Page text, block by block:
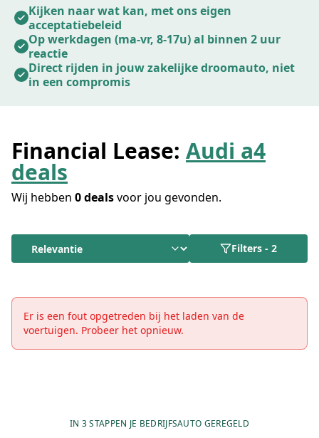
aan.
Kijken naar wat kan, met ons eigen
acceptatiebeleid
Op werkdagen (ma-vr, 8-17u) al binnen 2 uur
reactie
Direct rijden in jouw zakelijke droomauto, niet
in een compromis
Financial Lease: Audi a4
deals
Wij hebben 0 dealsvoor jou gevonden.
Filters - 2
Er is een fout opgetreden bij het laden van de
voertuigen. Probeer het opnieuw.
IN 3 STAPPEN JE BEDRIJFSAUTO GEREGELD